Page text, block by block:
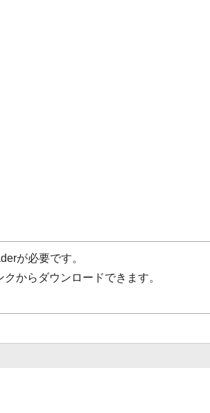
が必要です。
からダウンロードできます。